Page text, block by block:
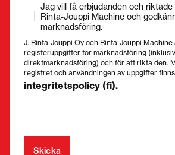
Jag vill få erbjudanden och
Rinta-Jouppi Machine och
marknadsföring.
J. Rinta-Jouppi Oy och Rinta-Jouppi Machine
registeruppgifter för marknadsföring
direktmarknadsföring) och för att rikta den.
registret och användningen av uppgifter
integritetspolicy (fi).